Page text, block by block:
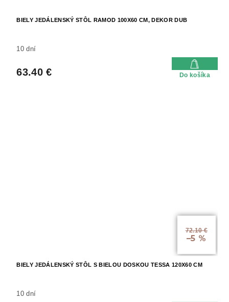
BIELY JEDÁLENSKÝ STÔL RAMOD 100X60 CM, DEKOR DUB
10 dní
63.40 € Do košíka
72.10 €
–5 %
BIELY JEDÁLENSKÝ STÔL S BIELOU DOSKOU TESSA 120X60 CM
10 dní